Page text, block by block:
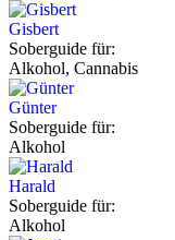
Gisbert
Soberguide für:
Alkohol, Cannabis
Günter
Soberguide für:
Alkohol
Harald
Soberguide für:
Alkohol